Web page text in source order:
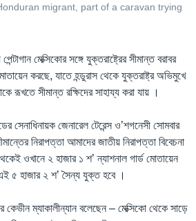
migrant, part of a caravan trying
মেক্সিকোর সঙ্গে যুক্তরাষ্ট্রের সীমান্ত বরাবর
করছে, যাতে হন্ডুরাস থেকে যুক্তরাষ্ট্র অভিমুখে
রূখতে সীমান্ত রক্ষিদের সাহায্য করা যায় ।
সেনাধিনায়ক জেনারেল টেরেন্স ও’শগনেসী সোমবার
নিরাপত্তা আমাদের জাতীয় নিরাপত্তা বিবেচনা
ওখানে ২ হাজার ১ শ’ ন্যাশনাল গার্ড মোতায়েন
৫ হাজার ২ শ’ সৈন্য যুক্ত হবে ।
কেভীন ম্যাকালীন্যান বলেছেন – মেক্সিকো থেকে সাড়ে